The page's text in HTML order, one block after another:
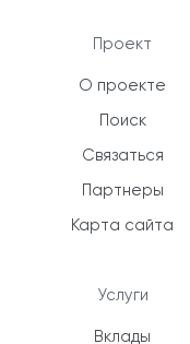
Проект
О проекте
Поиск
Связаться
Партнеры
Карта сайта
Услуги
Вклады